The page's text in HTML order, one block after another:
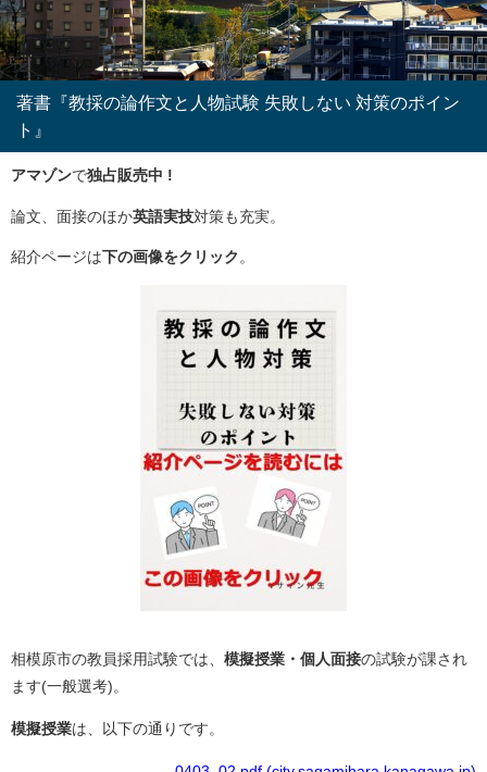
著書『教採の論作文と人物試験 失敗しない 対策のポイン
ト』
アマゾンで独占販売中 !
論文、面接のほか英語実技対策も充実。
紹介ページは下の画像をクリック 。
相模原市の教員採用試験では、 模擬授業・個人面接の試験が課され
ます(一般選考)。
模擬授業は、以下の通りです。